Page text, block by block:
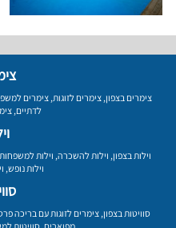
צימרים בצפון, צימרים לזוגות, צימרים
לדתיים,
וילות בצפון, וילות להשכרה, וילות למשפחות
וילות נופש,
סוויטות בצפון,צימרים לזוגות עם בריכה